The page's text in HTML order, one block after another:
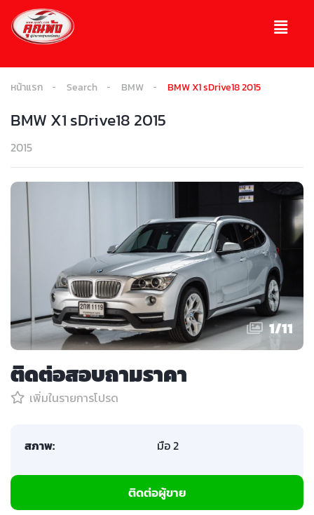
หน้าแรก Search BMW BMW X1 sDrive18 2015
BMW X1 sDrive18 2015
2015
1/11
ติดต่อสอบถามราคา
เพิ่มในรายการโปรด
สภาพ: มือ 2
ติดต่อผู้ขาย